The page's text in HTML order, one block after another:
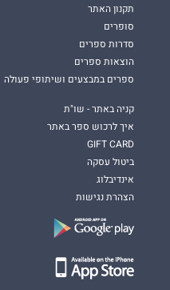
תקנון האתר
סופרים
סדרות ספרים
הוצאות ספרים
ספרים במבצעים ושיתופי פעולה
קניה באתר - שו"ת
איך לרכוש ספר באתר
GIFT CARD
ביטול עסקה
אינדיבלוג
הצהרת נגישות